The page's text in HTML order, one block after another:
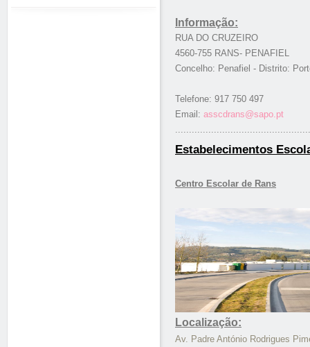
Informação:
RUA DO CRUZEIRO
4560-755 RANS- PENAFIEL
Concelho: Penafiel - Distrito:
Telefone: 917 750 497
Email: asscdrans@sapo.pt
Estabelecimentos
Centro Escolar de Rans
Localização:
Av. Padre António Rodrigues